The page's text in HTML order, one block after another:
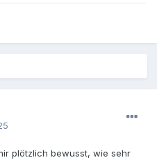
plötzlich bewusst, wie sehr